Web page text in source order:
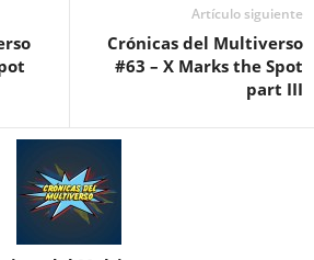
Artículo siguiente
Crónicas del Multiverso
#63 – X Marks the Spot
part III